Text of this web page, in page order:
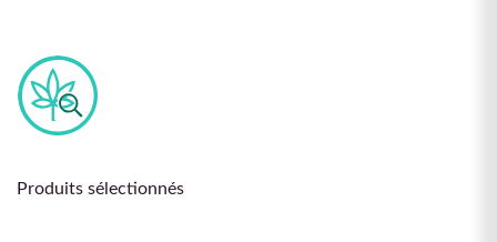
Produits sélectionnés